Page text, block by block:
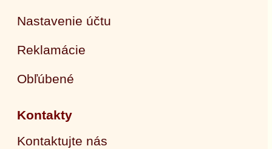
Nastavenie účtu
Reklamácie
Obľúbené
Kontakty
Kontaktujte nás